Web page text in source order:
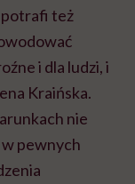
potrafi też
i dla ludzi, i
Kraińska.
nie
pewnych